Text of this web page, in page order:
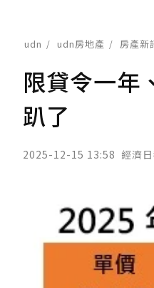
udn udn房地產 房產新
限貸令一年
趴了
2025-12-15 13:58 經濟